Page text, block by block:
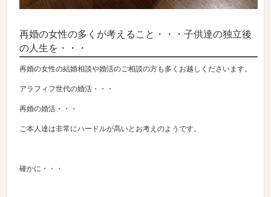
再婚の女性の多くが考えること・・・子供達の独立後
の人生を・・・
再婚の女性の結婚相談や婚活のご相談の方も多くお越しくださいます。
アラフィフ世代の婚活・・・
再婚の婚活・・・
ご本人達は非常にハードルが高いとお考えのようです。
確かに・・・